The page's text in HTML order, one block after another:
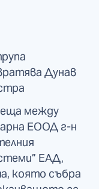
Дунав
между
ЕООД г-н
ЕАД,
която събра